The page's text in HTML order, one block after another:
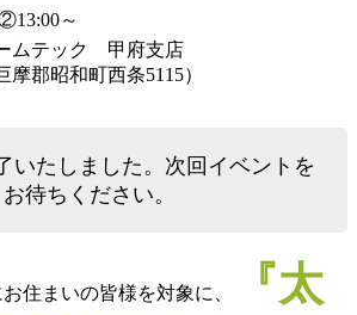
～
ムテック 甲府支店
摩郡昭和町西条5115）
いたしました。次回イベントを
お待ちください。
住まいの皆様を対象に、
『太